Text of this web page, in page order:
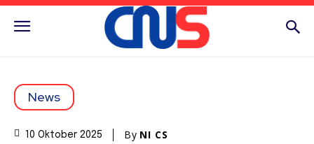
News
10 Oktober 2025 By NI CS